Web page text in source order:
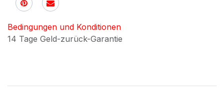
Bedingungen und Konditionen
14 Tage Geld-zurück-Garantie